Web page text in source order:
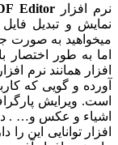
افزار Editor
به صورت
ویرایش